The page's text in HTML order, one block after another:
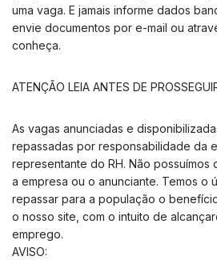
uma vaga. E jamais informe dados
envie documentos por e-mail ou
conheça.
ATENÇÃO LEIA ANTES DE
As vagas anunciadas e
repassadas por responsabilidade da
representante do RH. Não possuímos
a empresa ou o anunciante. Temos o
repassar para a população o
o nosso site, com o intuito de
emprego.
AVISO: